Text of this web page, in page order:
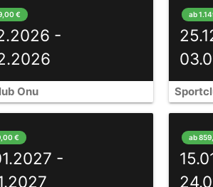
€
-
Onu
ab
€
-
ab